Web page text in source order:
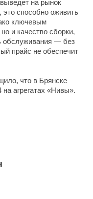
на рынок
, это способно оживить
ключевым
и качество сборки,
обслуживания — без
прайс не обеспечит
что в Брянске
на агрегатах «Нивы».